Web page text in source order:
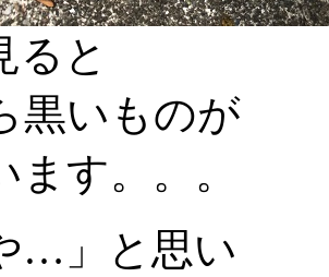
ると
黒いものが
す。。。
…」と思い